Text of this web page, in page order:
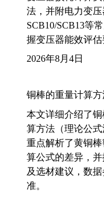
法，并附电力变
SCB10/SCB13等
握变压器能效评估
2026年8月4日
铜棒的重量计算
本文详细介绍了
算方法（理论公式
重点解析了黄铜棒
算公式的差异，
及选材建议，数
准。